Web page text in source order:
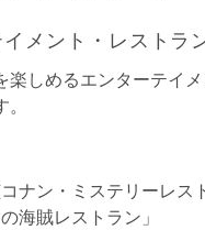
メント・レストラ
楽しめるエンターテイ
コナン・ミステリーレス
海賊レストラン」